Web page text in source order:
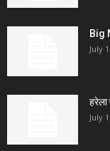
Big
July
हरेला
July